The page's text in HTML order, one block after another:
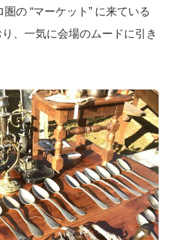
の “マーケット” に来ている
、一気に会場のムードに引き